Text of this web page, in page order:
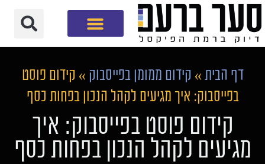
דף הבית » קידום ממומן בפייסבוק » קידום פוסט
בפייסבוק: איך מגיעים לקהל הנכון בפחות כסף
קידום פוסט בפייסבוק: איך
מגיעים לקהל הנכון בפחות כסף